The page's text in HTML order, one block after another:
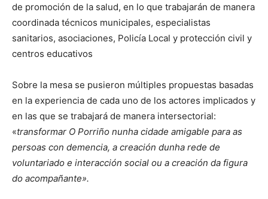
de promoción de la salud, en lo que trabajarán de manera
coordinada técnicos municipales, especialistas
sanitarios, asociaciones, Policía Local y protección civil y
centros educativos
Sobre la mesa se pusieron múltiples propuestas basadas
en la experiencia de cada uno de los actores implicados y
en las que se trabajará de manera intersectorial:
«transformar O Porriño nunha cidade amigable para as
persoas con demencia, a creación dunha rede de
voluntariado e interacción social ou a creación da figura
do acompañante».